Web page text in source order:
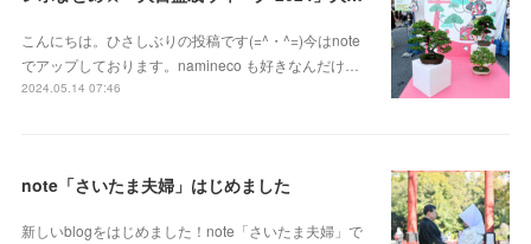
こんにちは。ひさしぶりの投稿です(=^・^=)今はnote
でアップしております。namineco も好きなんだけ…
2024.05.14 07:46
note「さいたま夫婦」はじめました
新しいblogをはじめました！note「さいたま夫婦」で